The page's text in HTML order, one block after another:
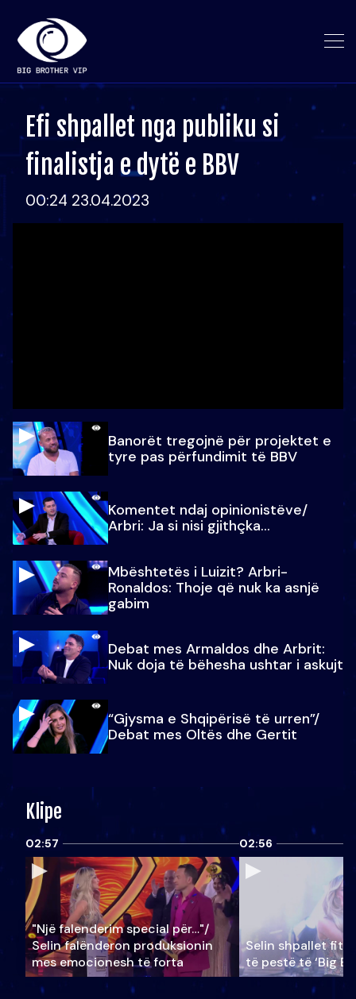
Efi shpallet nga publiku si
finalistja e dytë e BBV
00:24 23.04.2023
Banorët tregojnë për projektet e
tyre pas përfundimit të BBV
Komentet ndaj opinionistëve/
Arbri: Ja si nisi gjithçka…
Mbështetës i Luizit? Arbri-
Ronaldos: Thoje që nuk ka asnjë
gabim
Debat mes Armaldos dhe Arbrit:
Nuk doja të bëhesha ushtar i askujt
“Gjysma e Shqipërisë të urren”/
Debat mes Oltës dhe Gertit
Klipe
02:57
"Një falenderim special për…"/
Selin falënderon produksionin
mes emocionesh të forta
02:56
Selin shpallet
të pestë të ‘Big